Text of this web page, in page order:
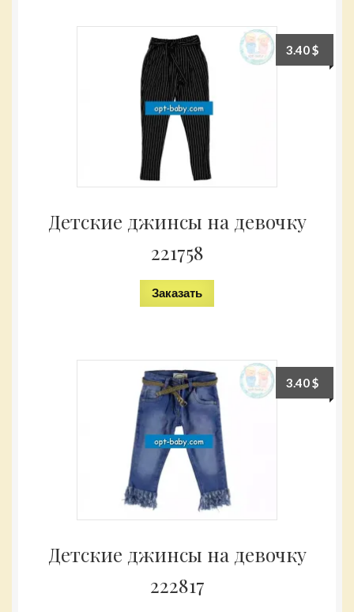
Детские джинсы на девочку
221758
3.40$
Заказать
Детские джинсы на девочку
222817
3.40$